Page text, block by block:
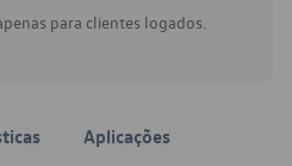
para clientes logados.
Aplicações